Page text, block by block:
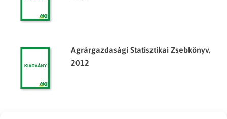
Agrárgazdasági Statisztikai Zsebkönyv,
2012